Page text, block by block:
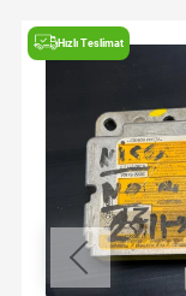
Hızlı Teslimat